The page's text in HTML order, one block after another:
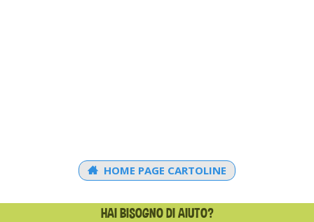
HOME PAGE CARTOLINE
HAI BISOGNO DI AIUTO?